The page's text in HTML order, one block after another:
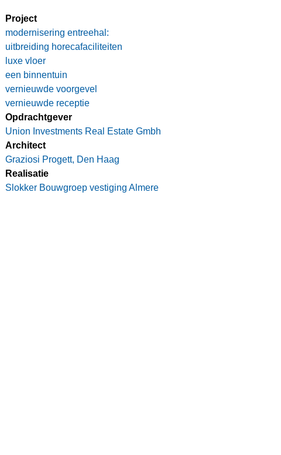
Project
modernisering entreehal:
uitbreiding horecafaciliteiten
luxe vloer
een binnentuin
vernieuwde voorgevel
vernieuwde receptie
Opdrachtgever
Union Investments Real Estate Gmbh
Architect
Graziosi Progett, Den Haag
Realisatie
Slokker Bouwgroep vestiging Almere